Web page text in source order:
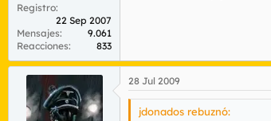
Registro
22 Sep 2007
Mensajes
9.061
Reacciones
833
28 Jul 2009
jdonados rebuznó: